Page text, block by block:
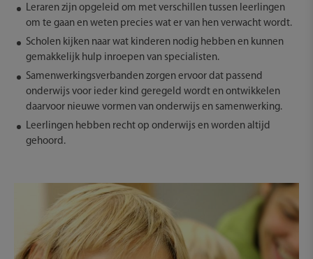
Leraren zijn opgeleid om met verschillen tussen leerlingen
om te gaan en weten precies wat er van hen verwacht wordt.
Scholen kijken naar wat kinderen nodig hebben en kunnen
gemakkelijk hulp inroepen van specialisten.
Samenwerkingsverbanden zorgen ervoor dat passend
onderwijs voor ieder kind geregeld wordt en ontwikkelen
daarvoor nieuwe vormen van onderwijs en samenwerking.
Leerlingen hebben recht op onderwijs en worden altijd
gehoord.